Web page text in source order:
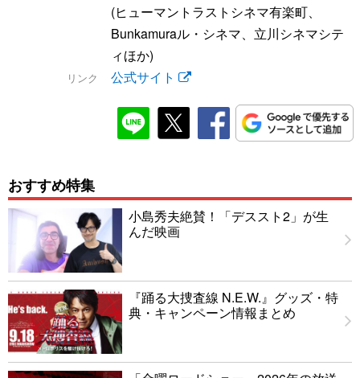
(ヒューマントラストシネマ有楽町、
Bunkamuraル・シネマ、立川シネマシテ
ィほか)
リンク 公式サイト
おすすめ特集
小島秀夫絶賛！「デススト2」が生
んだ映画
『踊る大捜査線 N.E.W.』グッズ・特
典・キャンペーン情報まとめ